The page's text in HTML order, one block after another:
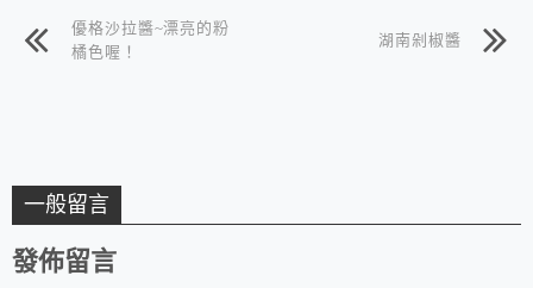
優格沙拉醬~漂亮的粉
橘色喔！
湖南剁椒醬
一般留言
發佈留言